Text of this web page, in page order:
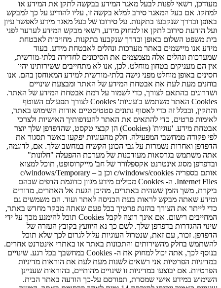
מעודכן, רשאי לפנות לבעל מאגר המידע בבקשה לתקן את המידע או
למחקו. אם בעל המאגר סירב למלא בקשה זו, עליו להודיע על כך למבקש
באופן ובדרך שנקבעו בתקנות. על סירובו של בעל מאגר מידע לאפשר עיון
ועל הודעת סירוב לתקן או למחוק מידע, רשאי מבקש המידע לערער לפני
בית משפט השלום באופן ובדרך שנקבעו בתקנות. מחויבות לאבטחת
מידע אנו מיישמים באתר מערכות ונהלים לאבטחת מידע. בעוד
שמערכות ונהלים אלה מצמצמים את הסיכונים לחדירה בלתי-מורשית,
אין הם מעניקים בטחון מוחלט. לכן, אנו לא מתחייבים ששירותינו יהיו
חסינים באופן מוחלט מפני גישה בלתי-מורשית למידע המאוחסן בהם. אנו
בוחנים מעת לעת את אבטחת המידע של האתר ומבצעת שינויים
ושדרוגים בהתאם לצורך, כדי לשמור על רמת אבטחת המידע של האתר.
Cookies האתר משתמש ב'עוגיות' Cookies לצורך תפעולם השוטף
והתקין, ובכלל זה כדי לאסוף נתונים סטטיסטיים אודות השימוש באתר,
לאימות פרטים, כדי להתאים את האתר להעדפותיך האישיות ולצרכי
אבטחת מידע. 'עוגיות' (Cookies) הן קבצי טקסט, שהדפדפן שלך יוצר
לפי פקודה ממחשבי המפעילה. חלק מהעוגיות יפקעו כאשר תסגור את
הדפדפן ואחרות נשמרות על גבי הכונן הקשיח במחשב שלך. אם, לדוגמה,
אתה משתמש בגרסאות מעודכנות של מערכת ההפעלה "חלונות"
ובדפדפן מסוג אינטרנט אקספלורר של חב' מייקרוסופט, תוכל למצוא
אותם בספריה c/windows/cookies וכן ב – c/windows/Temporary
Internet Files. ה- Cookies מכילים מידע מגוון כדוגמת הדפים שבהם
ביקרת, משך הזמן ששהית באתרים, מהיכן הגעת אל האתרים, מדורים
ומידע שאתה מבקש לראות בעת הכניסה לאתר ועוד. הם משמשים גם
כדי לייתר את הצורך בהזנת פרטיך בכל פעם שאתה מבקר מחדש באתר,
המחייבים רישום. אם אינך רוצה לקבל Cookies תוכל להימנע מכך על ידי
שינוי ההגדרות בדפדפן שלך. לשם כך נא היוועץ בקובץ העזרה של
הדפדפן. זכור, עם זאת, שנטרול העוגיות עלול לגרום לכך שלא תוכל
להשתמש בחלק מהשירותים והתכונות באתר או באתרי אינטרנט אחרים.
בנוסף לכך, אתה יכול למחוק את ה- Cookies במחשבך בכל רגע. שינויים
במדיניות הפרטיות אני רשאים לשנות מעת לעת את הוראות מדיניות
הפרטיות. אם יבוצעו במדיניות זו שינויים מהותיים, בהוראות שעניינן
השימוש במידע אישי שמסרת, תפורסם על-כך הודעה באתר הבית.